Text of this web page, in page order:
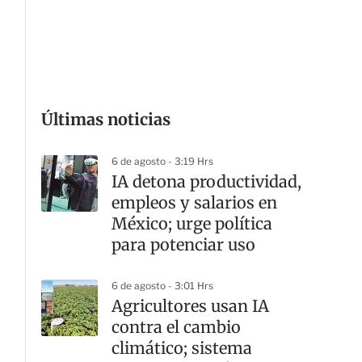
Últimas noticias
6 de agosto - 3:19 Hrs
IA detona productividad,
empleos y salarios en
México; urge política
para potenciar uso
6 de agosto - 3:01 Hrs
Agricultores usan IA
contra el cambio
climático; sistema